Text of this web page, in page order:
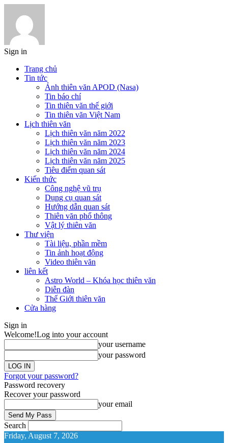
Sign in
Trang chủ
Tin tức
Ảnh thiên văn APOD (Nasa)
Tin báo chí
Tin thiên văn thế giới
Tin thiên văn Việt Nam
Lịch thiên văn
Lịch thiên văn năm 2022
Lịch thiên văn năm 2023
Lịch thiên văn năm 2024
Lịch thiên văn năm 2025
Tiêu điểm quan sát
Kiến thức
Công nghệ vũ trụ
Dụng cụ quan sát
Hướng dẫn quan sát
Thiên văn phổ thông
Vật lý thiên văn
Thư viện
Tài liệu, phần mềm
Tin ảnh hoạt động
Video thiên văn
liên kết
Astro World – Khóa học thiên văn
Diễn đàn
Thế Giới thiên văn
Cửa hàng
Sign in
Welcome!Log into your account
your username
your password
Forgot your password?
Password recovery
Recover your password
your email
Search
Friday, August 7, 2026